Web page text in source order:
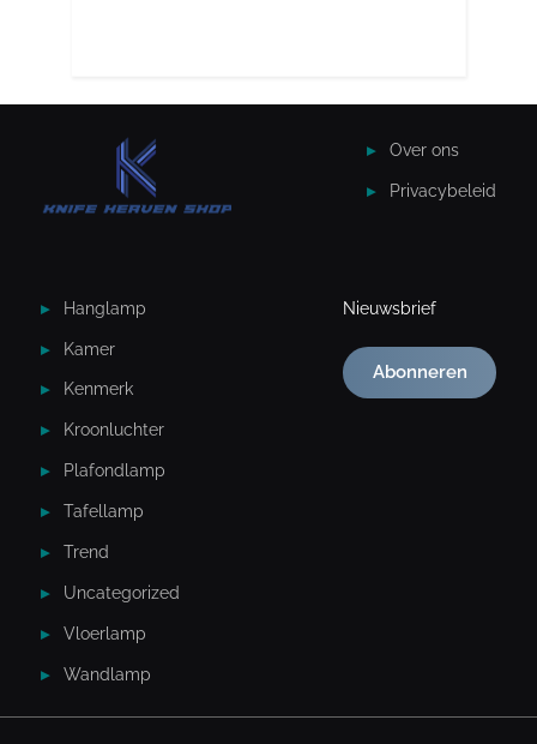
Over ons
Privacybeleid
Hanglamp
Kamer
Kenmerk
Kroonluchter
Plafondlamp
Tafellamp
Trend
Uncategorized
Vloerlamp
Wandlamp
Nieuwsbrief
Abonneren